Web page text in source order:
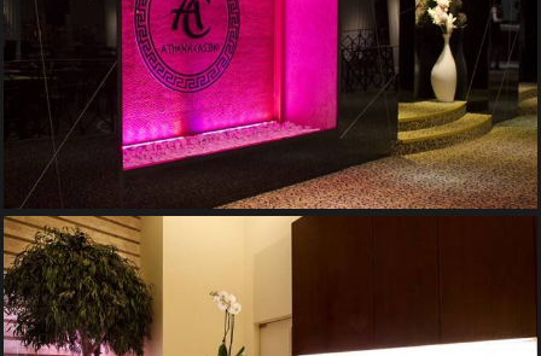
PERETE DE APA – CASINO ATHENEE PALACE HILTON
Pereti de Apa